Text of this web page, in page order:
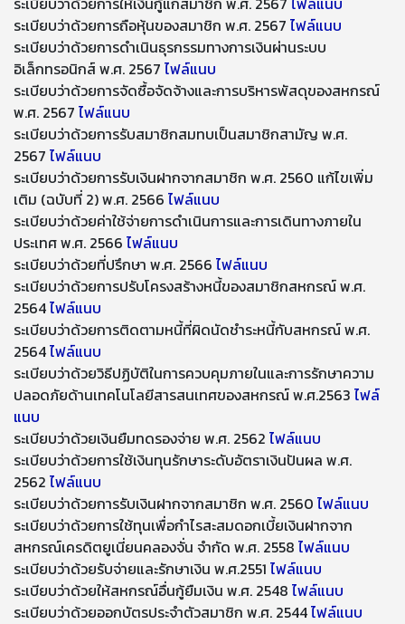
ระเบียบว่าด้วยการถือหุ้นของสมาชิก พ.ศ. 2567 ไฟล์แนบ
ระเบียบว่าด้วยการดำเนินธุรกรรมทางการเงินผ่านระบบ
อิเล็กทรอนิกส์ พ.ศ. 2567 ไฟล์แนบ
ระเบียบว่าด้วยการจัดซื้อจัดจ้างและการบริหารพัสดุของสหกรณ์
พ.ศ. 2567 ไฟล์แนบ
ระเบียบว่าด้วยการรับสมาชิกสมทบเป็นสมาชิกสามัญ พ.ศ.
2567 ไฟล์แนบ
ระเบียบว่าด้วยการรับเงินฝากจากสมาชิก พ.ศ. 2560 แก้ไขเพิ่ม
เติม (ฉบับที่ 2) พ.ศ. 2566 ไฟล์แนบ
ระเบียบว่าด้วยค่าใช้จ่ายการดำเนินการและการเดินทางภายใน
ประเทศ พ.ศ. 2566 ไฟล์แนบ
ระเบียบว่าด้วยที่ปรึกษา พ.ศ. 2566 ไฟล์แนบ
ระเบียบว่าด้วยการปรับโครงสร้างหนี้ของสมาชิกสหกรณ์ พ.ศ.
2564ไฟล์แนบ
ระเบียบว่าด้วยการติดตามหนี้ที่ผิดนัดชำระหนี้กับสหกรณ์ พ.ศ.
2564ไฟล์แนบ
ระเบียบว่าด้วยวิธีปฏิบัติในการควบคุมภายในและการรักษาความ
ปลอดภัยด้านเทคโนโลยีสารสนเทศของสหกรณ์ พ.ศ.2563 ไฟล์
แนบ
ระเบียบว่าด้วยเงินยืมทดรองจ่าย พ.ศ. 2562 ไฟล์แนบ
ระเบียบว่าด้วยการใช้เงินทุนรักษาระดับอัตราเงินปันผล พ.ศ.
2562 ไฟล์แนบ
ระเบียบว่าด้วยการรับเงินฝากจากสมาชิก พ.ศ. 2560 ไฟล์แนบ
ระเบียบว่าด้วยการใช้ทุนเพื่อกำไรสะสมดอกเบี้ยเงินฝากจาก
สหกรณ์เครดิตยูเนี่ยนคลองจั่น จํากัด พ.ศ. 2558 ไฟล์แนบ
ระเบียบว่าด้วยรับจ่ายและรักษาเงิน พ.ศ.2551 ไฟล์แนบ
ระเบียบว่าด้วยให้สหกรณ์อื่นกู้ยืมเงิน พ.ศ. 2548 ไฟล์แนบ
ระเบียบว่าด้วยออกบัตรประจำตัวสมาชิก พ.ศ. 2544ไฟล์แนบ